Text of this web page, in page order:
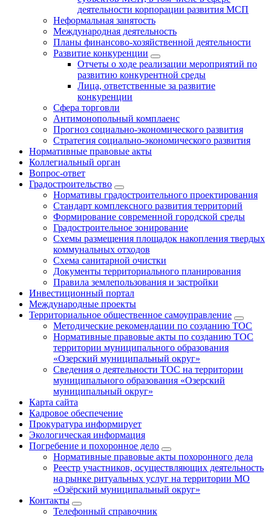
деятельности корпорации развития МСП
Неформальная занятость
Международная деятельность
Планы финансово-хозяйственной деятельности
Развитие конкуренции
Отчеты о ходе реализации мероприятий по
развитию конкурентной среды
Лица, ответственные за развитие
конкуренции
Сфера торговли
Антимонопольный комплаенс
Прогноз социально-экономического развития
Стратегия социально-экономического развития
Нормативные правовые акты
Коллегиальный орган
Вопрос-ответ
Градостроительство
Нормативы градостроительного проектирования
Стандарт комплексного развития территорий
Формирование современной городской среды
Градостроительное зонирование
Схемы размещения площадок накопления твердых
коммунальных отходов
Схема санитарной очистки
Документы территориального планирования
Правила землепользования и застройки
Инвестиционный портал
Международные проекты
Территориальное общественное самоуправление
Методические рекомендации по созданию ТОС
Нормативные правовые акты по созданию ТОС
территории муниципального образования
«Озерский муниципальный округ»
Сведения о деятельности ТОС на территории
муниципального образования «Озерский
муниципальный округ»
Карта сайта
Кадровое обеспечение
Прокуратура информирует
Экологическая информация
Погребение и похоронное дело
Нормативные правовые акты похоронного дела
Реестр участников, осуществляющих деятельность
на рынке ритуальных услуг на территории МО
«Озёрский муниципальный округ»
Контакты
Телефонный справочник